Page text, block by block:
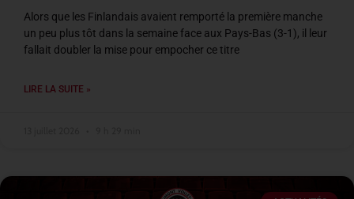
Alors que les Finlandais avaient remporté la première manche
un peu plus tôt dans la semaine face aux Pays-Bas (3-1), il leur
fallait doubler la mise pour empocher ce titre
LIRE LA SUITE »